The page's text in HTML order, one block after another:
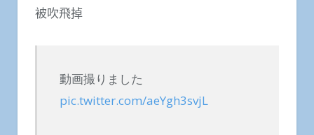
被吹飛掉
動画撮りました
pic.twitter.com/aeYgh3svjL